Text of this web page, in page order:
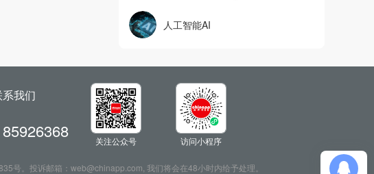
人工智能AI
我们
85926368
关注公众号 访问小程序
号。投诉邮箱：web@chinapp.com, 我们将会在48小时内给予处理。